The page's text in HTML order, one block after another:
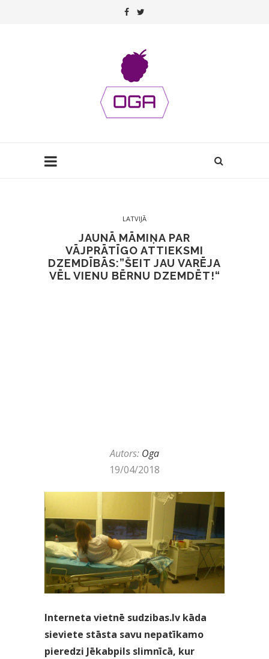
LATVIJĀ
JAUNĀ MĀMIŅA PAR
VĀJPRĀTĪGO ATTIEKSMI
DZEMDĪBĀS:”ŠEIT JAU VARĒJA
VĒL VIENU BĒRNU DZEMDĒT!“
Autors: Oga
19/04/2018
Interneta vietnē sudzibas.lv kāda
sieviete stāsta savu nepatīkamo
pieredzi Jēkabpils slimnīcā, kur